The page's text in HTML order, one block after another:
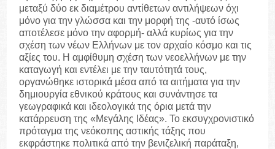
μεταξύ δύο εκ διαμέτρου αντίθετων αντιλήψεων όχι
μόνο για την γλώσσα και την μορφή της -αυτό ίσως
αποτέλεσε μόνο την αφορμή- αλλά κυρίως για την
σχέση των νέων Ελλήνων με τον αρχαίο κόσμο και τις
αξίες του. Η αμφίθυμη σχέση των νεοελλήνων με την
καταγωγή και εντέλει με την ταυτότητά τους,
οργανώθηκε ιστορικά μέσα από τα αιτήματα για την
δημιουργία εθνικού κράτους και συνάντησε τα
γεωγραφικά και ιδεολογικά της όρια μετά την
κατάρρευση της «Μεγάλης Ιδέας». Το εκσυγχρονιστικό
πρόταγμα της νεόκοπης αστικής τάξης που
εκφράστηκε πολιτικά από την βενιζελική παράταξη,